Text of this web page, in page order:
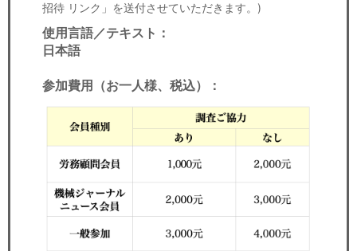
招待 リンク」を送付させていただきます。)
使用言語／テキスト：
日本語
参加費用（お一人様、税込）：